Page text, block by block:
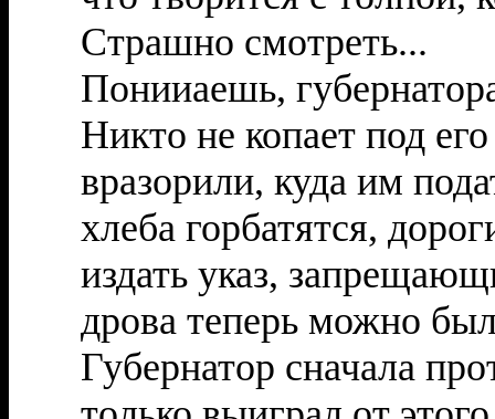
Страшно смотреть...
Понииаешь,
Никто не копает под
вразорили, куда им
хлеба горбатятся,
издать указ,
дрова теперь можно
Губернатор сначала